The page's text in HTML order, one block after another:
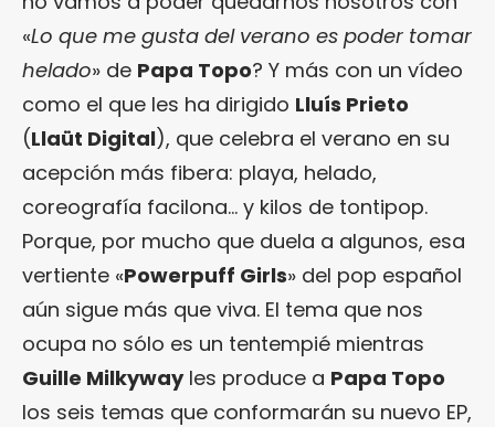
«Lo que me gusta del verano es poder tomar
helado» de Papa Topo? Y más con un vídeo
como el que les ha dirigido Lluís Prieto
(Llaüt Digital), que celebra el verano en su
acepción más fibera: playa, helado,
coreografía facilona… y kilos de tontipop.
Porque, por mucho que duela a algunos, esa
vertiente «Powerpuff Girls» del pop español
aún sigue más que viva. El tema que nos
ocupa no sólo es un tentempié mientras
Guille Milkywayles produce a Papa Topo
los seis temas que conformarán su nuevo EP,